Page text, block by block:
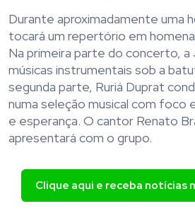
Durante aproximadamente uma
tocará um repertório em
Na primeira parte do concerto, a
músicas instrumentais sob a
segunda parte, Ruriá Duprat
numa seleção musical com foco
e esperança. O cantor Renato
apresentará com o grupo.
Clique aqui e receba notícias